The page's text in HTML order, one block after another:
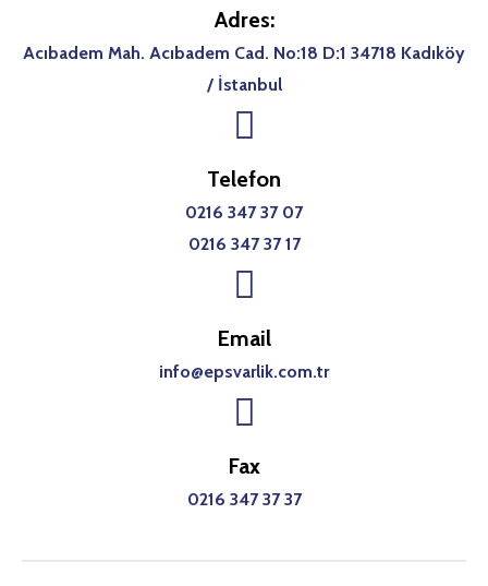
Adres:
Acıbadem Mah. Acıbadem Cad. No:18 D:1 34718 Kadıköy
/ İstanbul
Telefon
0216 347 37 07
0216 347 37 17
Email
info@epsvarlik.com.tr
Fax
0216 347 37 37